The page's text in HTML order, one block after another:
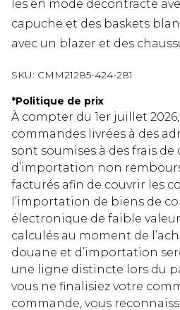
les en mode décontracté
capuche et des baskets
avec un blazer et des
SKU: CMM21285-424-281
*Politique de prix
À compter du 1er juillet
commandes livrées à des
sont soumises à des frais de
d’importation non
facturés afin de couvrir les
l’importation de biens de
électronique de faible valeur
calculés au moment de
douane et d’importation
une ligne distincte lors du
vous ne finalisiez votre
commande, vous